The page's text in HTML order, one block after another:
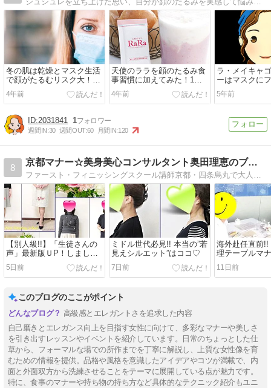
冬の肌は乾燥とマスク生活
で顔がたるむリスク大！対
策できるアイテムは？
4年前
天使のララを顔のたるみ食
事習慣に加えてみた！1年
続けたレビュー
4年前
ラ・メイキャ
ーはマスクに
かないで人気
使い方と最安
5年前
2031841 1
週間IN:30 週間OUT:60 月間IN:120
8
京都マナー☆美身美心コンサルタント奥田理恵のブログです！
【別人級!!】「生徒さんの
声」最新版ＵP！しました
5日前
ミドル世代必見!! 本当の”若
見えシルエット”はココ♡
7日前
海外赴任直前!!
理テーブルマ
11日前
このブログのここがポイント
高級感とエレガントさを追求した内容
自己磨きとエレガンス向上を目指す女性に向けて、多彩なマナーや美しさ
を引き出すレッスンやイベントを紹介しています。日常のちょっとした仕
草から、フォーマルな場での所作までを丁寧に解説し、上質な女性像を育
むための情報を提供。品格や風格を意識したアイデアやコツが満載で、内
面と外面双方から洗練させることをテーマに展開している点が魅力です。
特に、食事のマナーや持ち物の持ち方など具体的なテクニック紹介もユニ